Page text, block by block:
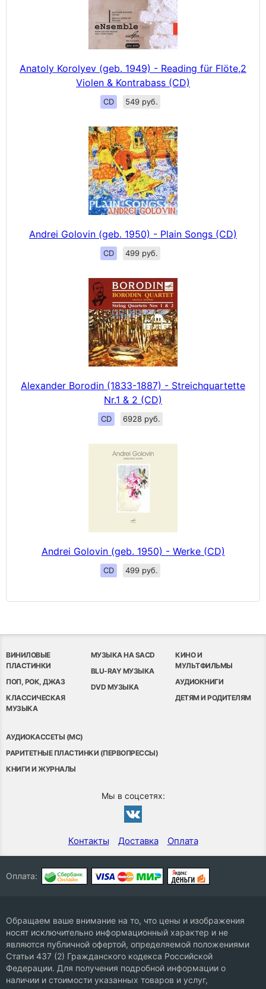
Anatoly Korolyev (geb. 1949) - Reading für Flöte,2
Violen & Kontrabass (CD)
CD 549 руб.
Andrei Golovin (geb. 1950) - Plain Songs (CD)
CD 499 руб.
Alexander Borodin (1833-1887) - Streichquartette
Nr.1 & 2 (CD)
CD 6928 руб.
Andrei Golovin (geb. 1950) - Werke (CD)
CD 499 руб.
ВИНИЛОВЫЕ
ПЛАСТИНКИ
ПОП, РОК, ДЖАЗ
КЛАССИЧЕСКАЯ
МУЗЫКА
МУЗЫКА НА SACD
BLU-RAY МУЗЫКА
DVD МУЗЫКА
КИНО И
МУЛЬТФИЛЬМЫ
АУДИОКНИГИ
ДЕТЯМ И РОДИТЕЛЯМ
АУДИОКАССЕТЫ (MC)
РАРИТЕТНЫЕ ПЛАСТИНКИ (ПЕРВОПРЕССЫ)
КНИГИ И ЖУРНАЛЫ
Мы в соцсетях:
Контакты Доставка Оплата
Оплата:
Обращаем ваше внимание на то, что цены и изображения
носят исключительно информационный характер и не
являются публичной офертой, определяемой положениями
Статьи 437 (2) Гражданского кодекса Российской
Федерации. Для получения подробной информации о
наличии и стоимости указанных товаров и услуг,